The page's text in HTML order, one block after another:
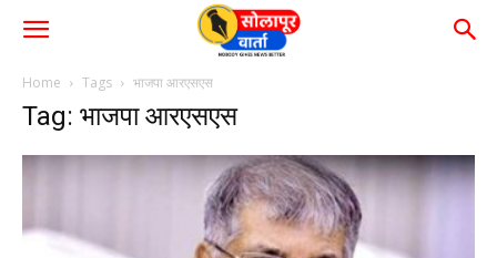
Home Tags भाजपा आरएसएस
Tag: भाजपा आरएसएस